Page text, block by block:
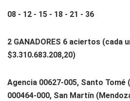
08 - 12 - 15 - 18 - 21 - 36
2 GANADORES 6 aciertos (cada
$3.310.683.208,20)
Agencia 00627-005, Santo
000464-000, San Martín